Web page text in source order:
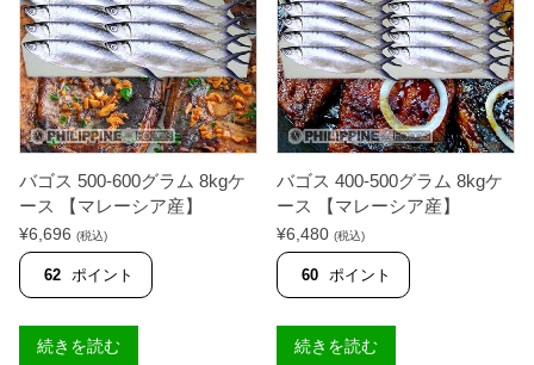
0
g
1
0
k
g
ケ
ー
ス
【
フ
ィ
0
g
1
匹
【
フ
ィ
リ
ピ
ン
産
】
バゴス 500-600グラム 8kgケ
ース 【マレーシア産】
¥6,696 (税込)
62 ポイント
続きを読む
バゴス 400-500グラム 8kgケ
ース 【マレーシア産】
¥6,480 (税込)
60 ポイント
続きを読む